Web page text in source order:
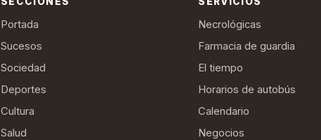
Portada
Sucesos
Sociedad
Deportes
Cultura
Salud
Necrológicas
Farmacia de guardia
El tiempo
Horarios de autobús
Calendario
Negocios